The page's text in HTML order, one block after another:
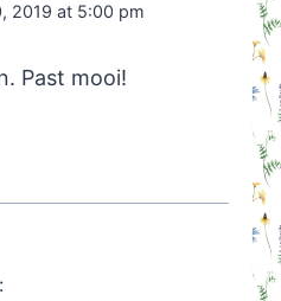
2019 at 5:00 pm
Past mooi!